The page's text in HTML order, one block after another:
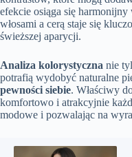
efekcie osiąga się
włosami a cerą staje się
świeższej aparycji.
Analiza kolorystyczna nie
potrafią wydobyć naturalne
pewności siebie. Właściwy
komfortowo i atrakcyjnie
modowe i pozwalając na